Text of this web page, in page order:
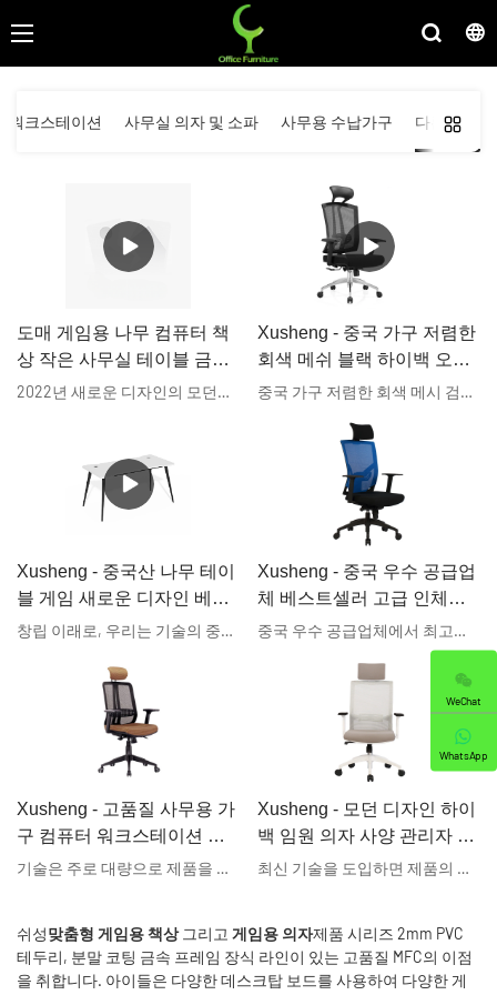
워크스테이션 사무실 의자 및 소파 사무용 수납가구 다른 가구
쉬성맞춤형 게임용 책상 그리고 게임용 의자제품 시리즈 2mm PVC
테두리, 분말 코팅 금속 프레임 장식 라인이 있는 고품질 MFC의 이점
을 취합니다. 아이들은 다양한 데스크탑 보드를 사용하여 다양한 게
도매 게임용 나무 컴퓨터 책
상 작은 사무실 테이블 금속
공부 테이블 pc 컴퓨터 책상2022년 새로운 디자인의 모던한 금속 컴퓨터 책상. 제조업체는 금속 다리가 달린 맞춤형 다기능 목재 가구를 제작합니다. 컴퓨터 책상은 매우 보편적인 성격을 가지고 있습니다. 이 책상은 여러 용도로 준비되었습니다. 컴퓨터 게임을 위해 사용되지만, 직장이나 일상적인 학생 생활을 위한 가구로도 사용됩니다. 전문적인 활동과 오락을 한곳에서 결합하고 싶다면, 제시된 컴퓨터 책상이 완벽한 추천입니다. 모든 부품의 연결은 모범적인 안정성을 보장하기 위해 신중하게 설계되었습니다. 업무, 학습 및 게임에 완벽합니다.
Xusheng - 중국 가구 저렴한
회색 메쉬 블랙 하이백 오피
스 의자 메쉬 하이 스위블 홈
인체공학적 임원용 의자
중국 가구 저렴한 회색 메시 검정색 높은 등받이 사무실 의자 메시 높은 회전 홈 오피스 임원용 컴퓨터 의자 인체공학적은 최첨단 기술을 도입하여 완성되었습니다. 이 제품의 디자인은 국내외 고객의 다양한 요구 사항을 충족시킵니다. 그리고 이 제품은 자격을 취득했습니다. 그래서 사용자는 더 광범위한 범위에 적용할 수 있습니다. 당사의 제품은 또한 고객의 정확한 요구 사항을 만족시키기 위해 맞춤 제작될 수 있습니다.
Xusheng - 중국산 나무 테이
블 게임 새로운 디자인 베스
트셀러 블랙 화이트 컬러 저
책상 게임 테이블 저렴한 컴
퓨터 책상 게임 테이블 시리
창립 이래로, 우리는 기술의 중요성을 강조해 왔습니다. 우리는 지속적으로 기술을 업그레이드하고 기술을 최대한 활용하여 완제품을 다기능적이고 특징적으로 만들려고 노력했습니다. 게임 테이블 분야 전체에서 이 제품은 특히 유용합니다.
Xusheng - 중국 우수 공급업
체 베스트셀러 고급 인체공
학적 조절식 헤드레스트 블
랙 임원용 메시 사무실 의자
중국 우수 공급업체에서 최고로 잘 팔리는 고급 인체공학적 조절식 머리받침 검은색 임원용 메시 사무용 의자를 제조하려면 유연한 장인 정신과 첨단 기술이 필요합니다. 이 제품은 사무용 의자와 같은 광범위한 산업에 적합합니다.
Xusheng - 고품질 사무용 가
구 컴퓨터 워크스테이션 인
체공학적 회전형 임원용 의기술은 주로 대량으로 제품을 생산하는 데 채택됩니다. 현재, 그 특성이 점차적으로 발견되면서 광범위한 응용 분야를 누리고 있으며, 사무실 의자 등 분야에서 찾아볼 수 있습니다.
Xusheng - 모던 디자인 하이
백 임원 의자 사양 관리자 사
무실 의자 임원 의자
최신 기술을 도입하면 제품의 품질이 향상됩니다. 그리고 현대식 디자인의 높은 등받이 임원용 의자 사양 관리자 사무용 의자가 사무실 의자로 널리 사용되면서 시장에서 많은 주목을 받게 되었습니다. 또한, 다양한 수요와 선호도를 충족하도록 설계되었습니다.
WeChat
WhatsApp